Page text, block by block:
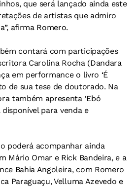
que será lançado ainda este
de artistas que admiro
afirma Romero.
contará com participações
Carolina Rocha (Dandara
em performance o livro ‘É
de sua tese de doutorado. Na
também apresenta ‘Ebó
disponível para venda e
poderá acompanhar ainda
Mário Omar e Rick Bandeira, e a
Bahia Angoleira, com Romero
Paraguaçu, Velluma Azevedo e